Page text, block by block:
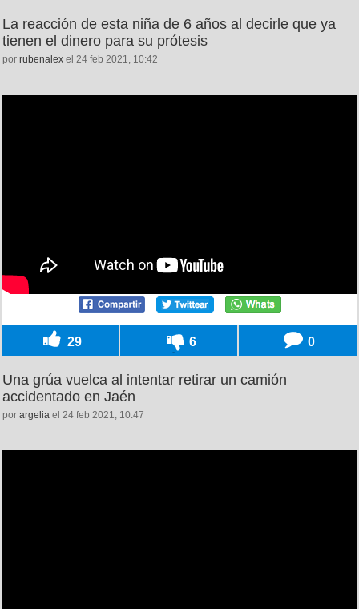
La reacción de esta niña de 6 años al decirle que ya
tienen el dinero para su prótesis
por rubenalex el 24 feb 2021, 10:42
29 6 0
Una grúa vuelca al intentar retirar un camión
accidentado en Jaén
por argelia el 24 feb 2021, 10:47